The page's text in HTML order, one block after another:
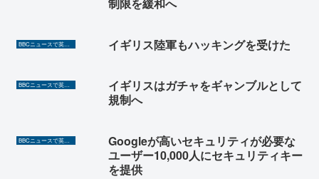
制限を緩和へ
イギリス陸軍もハッキングを受けた
BBCニュースで英語を勉強しよう（TOEIC対策に！）
イギリスはガチャをギャンブルとして
規制へ
Googleが高いセキュリティが必要な
ユーザー10,000人にセキュリティキー
を提供